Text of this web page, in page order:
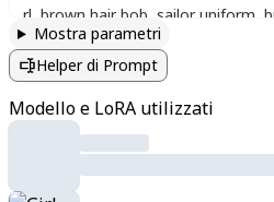
rl brown hair bob sailor uniform
Mostra parametri
Helper di Prompt
Modello e LoRA utilizzati